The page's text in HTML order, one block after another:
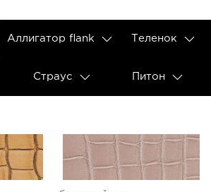
Аллигатор flank Теленок
Страус Питон